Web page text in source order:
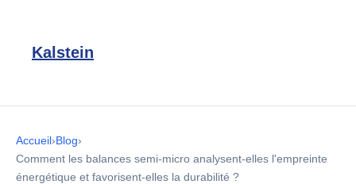
Kalstein
Accueil›Blog›
Comment les balances semi-micro analysent-elles l'empreinte
énergétique et favorisent-elles la durabilité ?